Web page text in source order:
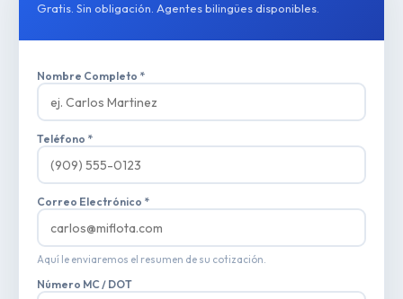
Gratis. Sin obligación. Agentes bilingües disponibles.
Nombre Completo *
Teléfono *
Correo Electrónico *
Aquí le enviaremos el resumen de su cotización.
Número MC / DOT